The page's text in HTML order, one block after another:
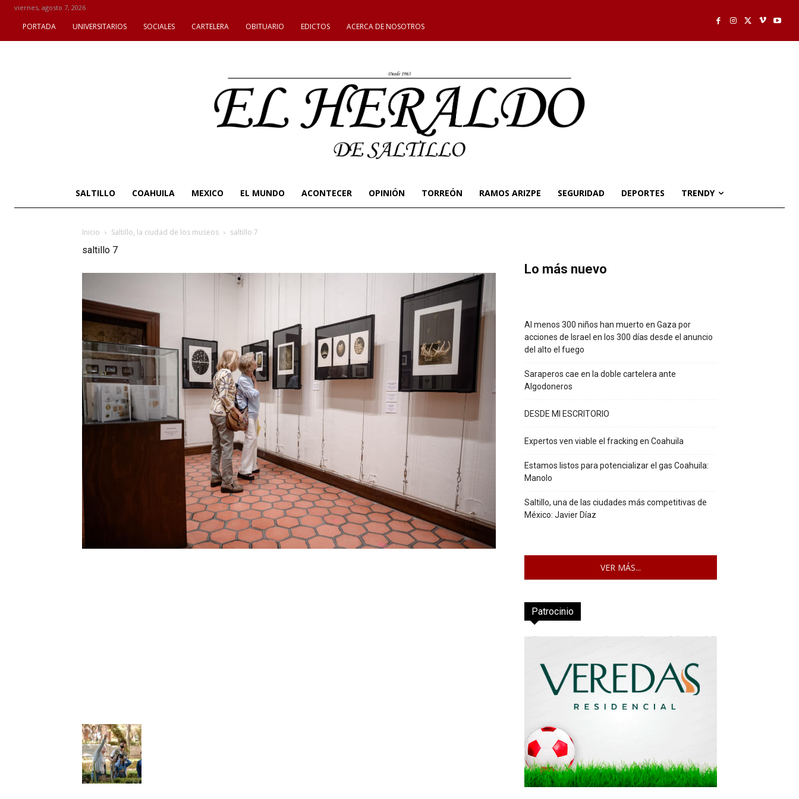
viernes, agosto 7, 2026
PORTADA UNIVERSITARIOS SOCIALES CARTELERA OBITUARIO EDICTOS ACERCA DE NOSOTROS
SALTILLO COAHUILA MEXICO EL MUNDO ACONTECER OPINIÓN TORREÓN RAMOS ARIZPE SEGURIDAD DEPORTES TRENDY
Inicio Saltillo, la ciudad de los museos saltillo 7
saltillo 7
Lo más nuevo
Al menos 300 niños han muerto en Gaza por
acciones de Israel en los 300 días desde el anuncio
del alto el fuego
Saraperos cae en la doble cartelera ante
Algodoneros
DESDE MI ESCRITORIO
Expertos ven viable el fracking en Coahuila
Estamos listos para potencializar el gas Coahuila:
Manolo
Saltillo, una de las ciudades más competitivas de
México: Javier Díaz
VER MÁS...
Patrocinio